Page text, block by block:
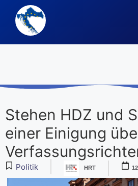
Stehen HDZ und
einer Einigung
Politik HRT